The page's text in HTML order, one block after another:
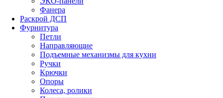
Фанера
Раскрой ДСП
Фурнитура
Петли
Направляющие
Подъемные механизмы для кухни
Ручки
Крючки
Опоры
Колеса, ролики